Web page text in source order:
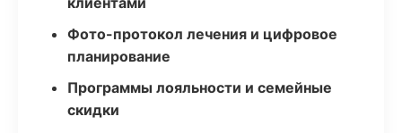
Фото-протокол лечения и цифровое
планирование
Программы лояльности и семейные
скидки